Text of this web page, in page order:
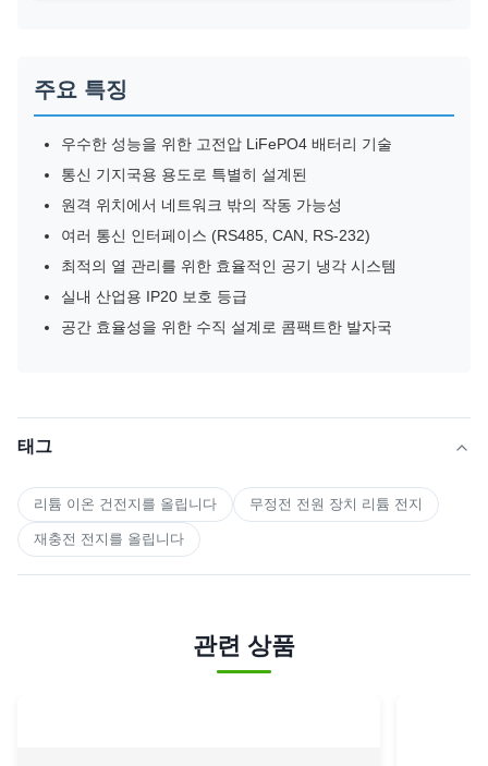
주요 특징
우수한 성능을 위한 고전압 LiFePO4 배터리 기술
통신 기지국용 용도로 특별히 설계된
원격 위치에서 네트워크 밖의 작동 가능성
여러 통신 인터페이스 (RS485, CAN, RS-232)
최적의 열 관리를 위한 효율적인 공기 냉각 시스템
실내 산업용 IP20 보호 등급
공간 효율성을 위한 수직 설계로 콤팩트한 발자국
태그
리튬 이온 건전지를 올립니다 무정전 전원 장치 리튬 전지
재충전 전지를 올립니다
관련 상품